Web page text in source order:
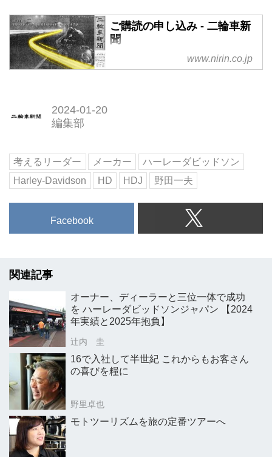
ご購読の申し込み - 二輪車新
聞
www.nirin.co.jp
2024-01-20
編集部
考えるリーダー メーカー
ハーレーダビッドソン
Harley-Davidson
HD HDJ 野田一夫
Facebook
関連記事
オーナー、ディーラーと三位一体で成功
を ハーレーダビッドソンジャパン 【2024
年実績と2025年抱負】
辻内 圭
16で入社して半世紀 これからもお客さん
の喜びを糧に
野里卓也
モトツーリズムを旅の定番ツアーへ